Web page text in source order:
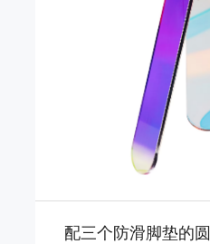
配三个防滑脚垫的